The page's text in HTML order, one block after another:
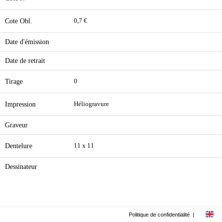
Cote Obl. 0,7 €
Date d'émission
Date de retrait
Tirage 0
Impression Héliogravure
Graveur
Dentelure 11 x 11
Dessinateur
Politique de confidentialité |